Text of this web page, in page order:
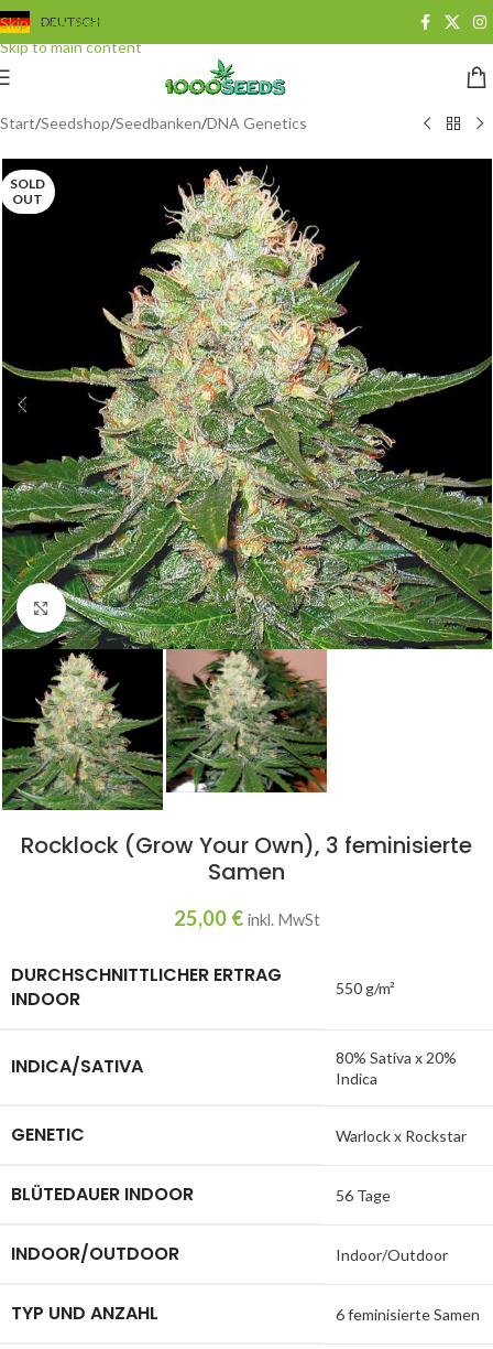
Skip to navigation
Skip to main content
DEUTSCH
Start/Seedshop/Seedbanken/DNA Genetics
SOLD
OUT
Click to enlarge
Rocklock (Grow Your Own), 3 feminisierte
Samen
25,00 € inkl. MwSt
DURCHSCHNITTLICHER ERTRAG
INDOOR
550 g/m²
INDICA/SATIVA
80% Sativa x 20%
Indica
GENETIC Warlock x Rockstar
BLÜTEDAUER INDOOR 56 Tage
INDOOR/OUTDOOR Indoor/Outdoor
TYP UND ANZAHL 6 feminisierte Samen